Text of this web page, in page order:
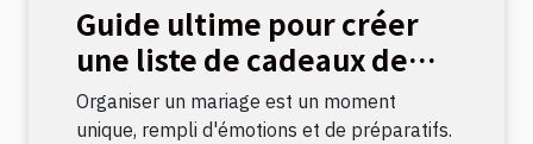
Guide ultime pour créer
une liste de cadeaux de
mariage parfaite
Organiser un mariage est un moment
unique, rempli d'émotions et de préparatifs.